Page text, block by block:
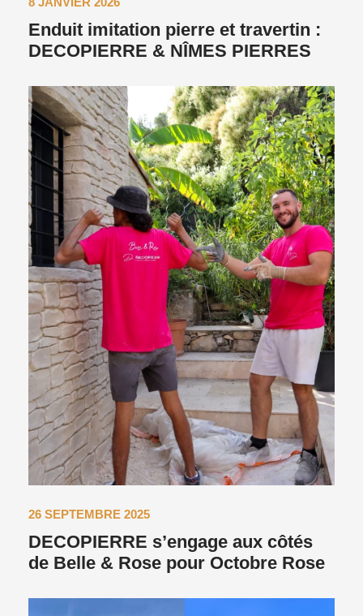
Enduit imitation pierre et travertin :
DECOPIERRE & NÎMES PIERRES
26 SEPTEMBRE 2025
DECOPIERRE s’engage aux côtés
de Belle & Rose pour Octobre Rose